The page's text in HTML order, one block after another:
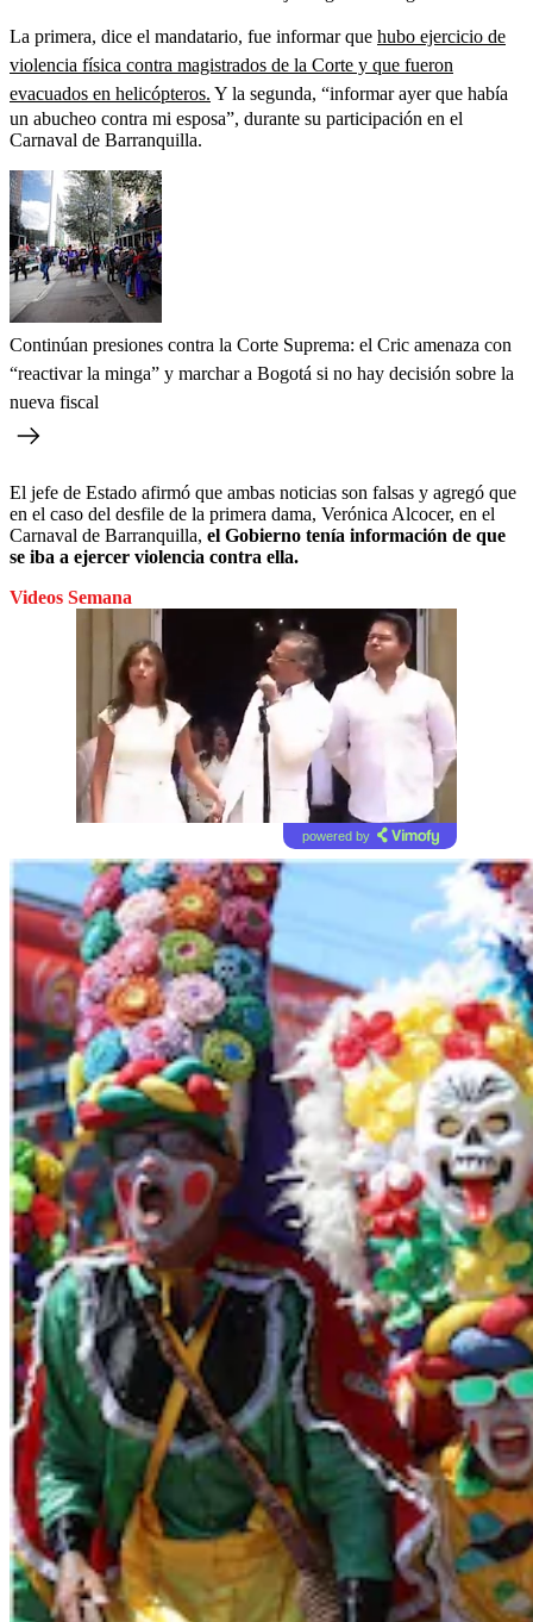
La primera, dice el mandatario, fue informar que hubo ejercicio de
violencia física contra magistrados de la Corte y que fueron
evacuados en helicópteros. Y la segunda, “informar ayer que había
un abucheo contra mi esposa”, durante su participación en el
Carnaval de Barranquilla.
Continúan presiones contra la Corte Suprema: el Cric amenaza con
“reactivar la minga” y marchar a Bogotá si no hay decisión sobre la
nueva fiscal
El jefe de Estado afirmó que ambas noticias son falsas y agregó que
en el caso del desfile de la primera dama, Verónica Alcocer, en el
Carnaval de Barranquilla, el Gobierno tenía información de que
se iba a ejercer violencia contra ella.
Videos Semana
powered by